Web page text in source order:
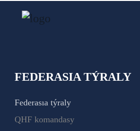
FEDERASIA TÝRALY
Federasıa týraly
QHF komandasy